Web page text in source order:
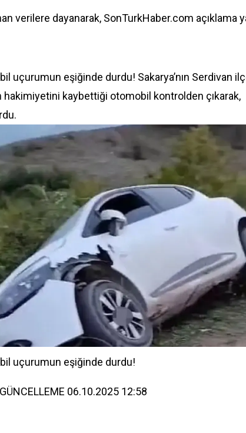
verilere dayanarak, SonTurkHaber.com açıklama
uçurumun eşiğinde durdu! Sakarya’nın Serdivan
kaybettiği otomobil kontrolden çıkarak,
uçurumun eşiğinde durdu!
06.10.2025 12:58